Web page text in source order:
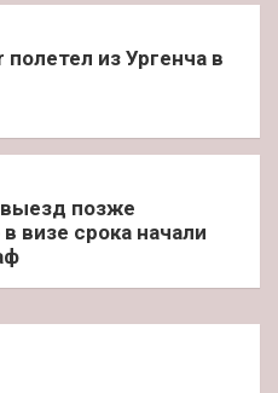
из Ургенча в
позже
в визе срока начали